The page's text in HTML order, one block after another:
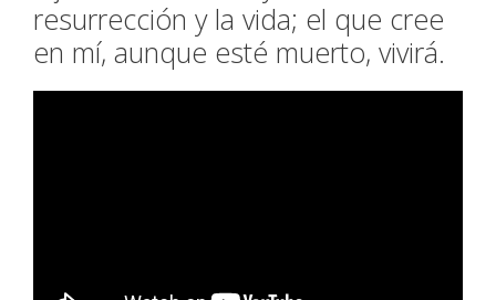
resurrección y la vida; el que cree
en mí, aunque esté muerto, vivirá.